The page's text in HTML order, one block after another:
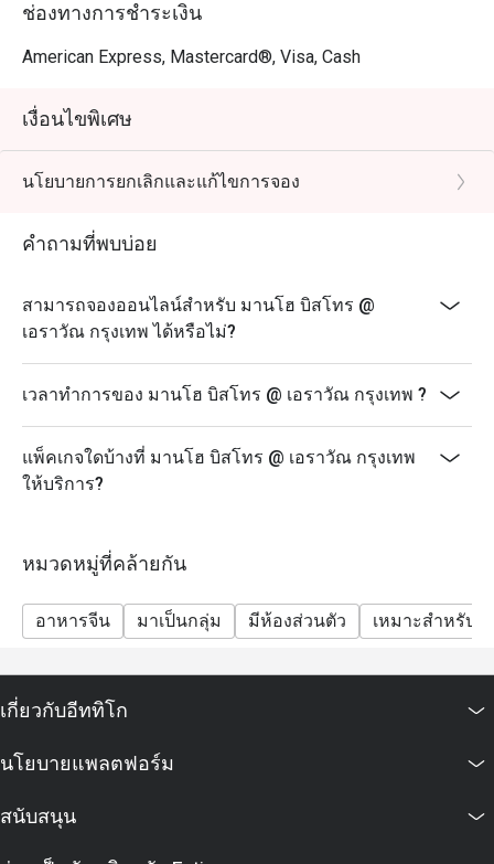
ช่องทางการชำระเงิน
American Express, Mastercard®, Visa, Cash
เงื่อนไขพิเศษ
นโยบายการยกเลิกและแก้ไขการจอง
คำถามที่พบบ่อย
สามารถจองออนไลน์สำหรับ มานโฮ บิสโทร @
เอราวัณ กรุงเทพ ได้หรือไม่?
เวลาทำการของ มานโฮ บิสโทร @ เอราวัณ กรุงเทพ ?
แพ็คเกจใดบ้างที่ มานโฮ บิสโทร @ เอราวัณ กรุงเทพ
ให้บริการ?
หมวดหมู่ที่คล้ายกัน
อาหารจีน มาเป็นกลุ่ม มีห้องส่วนตัว เหมาะสำหรับเ
เกี่ยวกับอีททิโก
นโยบายแพลตฟอร์ม
สนับสนุน